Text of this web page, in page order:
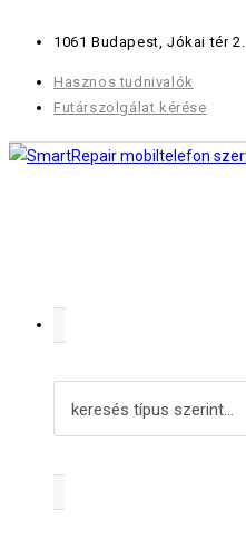
content
1061 Budapest, Jókai tér 2.
Hasznos tudnivalók
Futárszolgálat kérése